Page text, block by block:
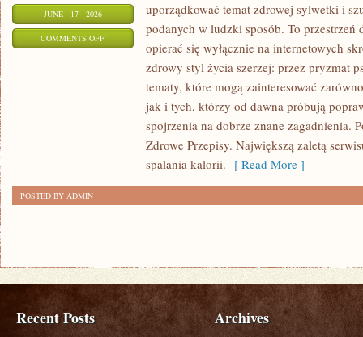
JUNE - 17 - 2026
COMMENTS OFFON
MOTYWACJA
uporządkować temat zdrowej sylwetki i
podanych w ludzki sposób. To
opierać się wyłącznie na internetowych
zdrowy styl życia szerzej: przez pryzmat
tematy, które mogą zainteresować
jak i tych, którzy od dawna próbują
spojrzenia na dobrze znane zagadnienia.
Zdrowe Przepisy. Największą zaletą
spalania kalorii. [ Read More ]
POSTED BY ADMIN
Recent Posts Archives